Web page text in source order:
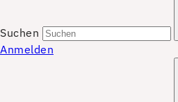
Suchen
Anmelden